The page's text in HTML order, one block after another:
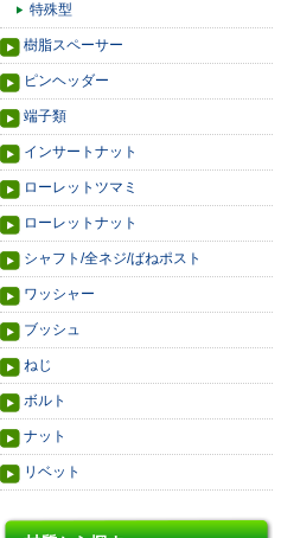
特殊型
樹脂スペーサー
ピンヘッダー
端子類
インサートナット
ローレットツマミ
ローレットナット
シャフト/全ネジ/ばねポスト
ワッシャー
ブッシュ
ねじ
ボルト
ナット
リベット